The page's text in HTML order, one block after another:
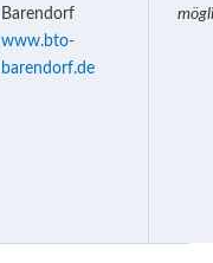
Barendorf
www.bto-
barendorf.de